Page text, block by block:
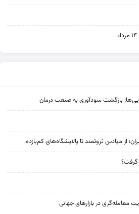
از میادین ثروتمند تا پالایشگاه‌های کم‌بازده
گرفت؟
معامله‌گری در بازارهای جهانی